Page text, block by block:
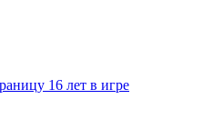
16 лет в игре